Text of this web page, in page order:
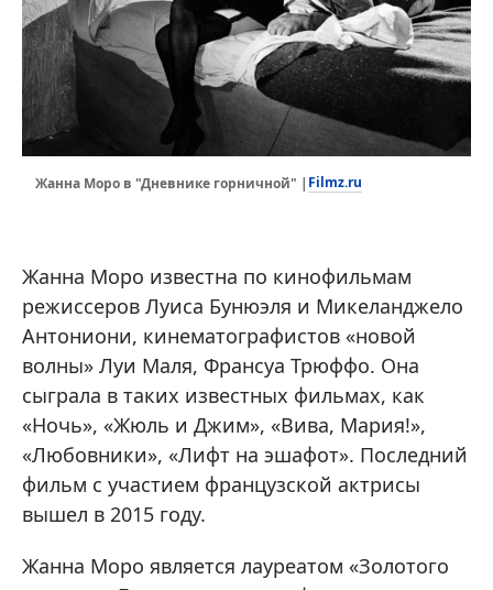
Жанна Моро в "Дневнике горничной" | Filmz.ru
Жанна Моро известна по кинофильмам
режиссеров Луиса Бунюэля и Микеланджело
Антониони, кинематографистов «новой
волны» Луи Маля, Франсуа Трюффо. Она
сыграла в таких известных фильмах, как
«Ночь», «Жюль и Джим», «Вива, Мария!»,
«Любовники», «Лифт на эшафот». Последний
фильм с участием французской актрисы
вышел в 2015 году.
Жанна Моро является лауреатом «Золотого